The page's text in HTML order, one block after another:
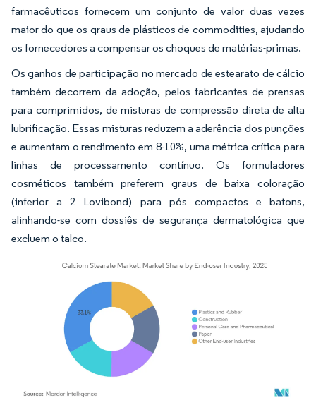
farmacêuticos fornecem um conjunto de valor duas vezes
maior do que os graus de plásticos de commodities, ajudando
os fornecedores a compensar os choques de matérias-primas.
Os ganhos de participação no mercado de estearato de cálcio
também decorrem da adoção, pelos fabricantes de prensas
para comprimidos, de misturas de compressão direta de alta
lubrificação. Essas misturas reduzem a aderência dos punções
e aumentam o rendimento em 8-10%, uma métrica crítica para
linhas de processamento contínuo. Os formuladores
cosméticos também preferem graus de baixa coloração
(inferior a 2 Lovibond) para pós compactos e batons,
alinhando-se com dossiês de segurança dermatológica que
excluem o talco.